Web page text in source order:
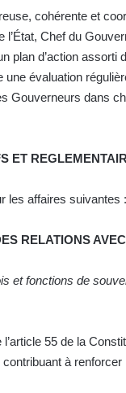
cohérente et
l’État, Chef du
plan d’action assorti
évaluation
Gouverneurs dans
ET
les affaires suivantes
RELATIONS
et fonctions de
55 de la
à